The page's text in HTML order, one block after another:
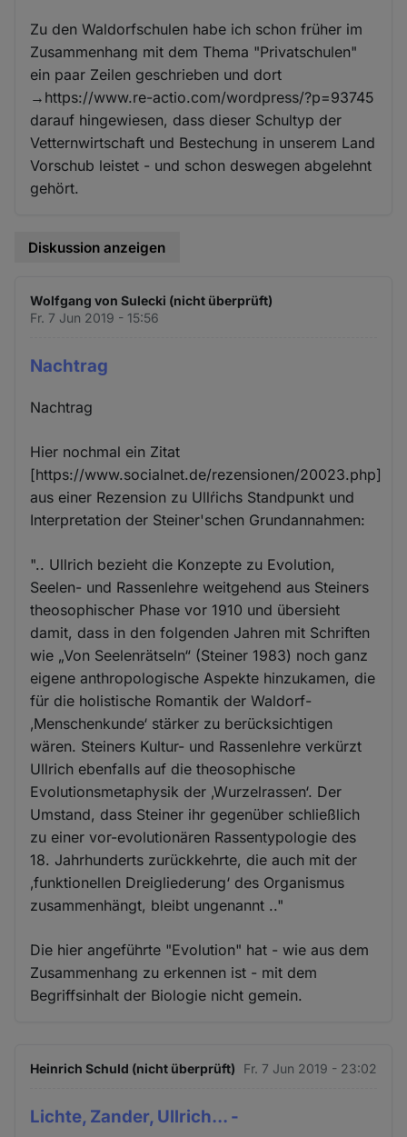
Zu den Waldorfschulen habe ich schon früher im
Zusammenhang mit dem Thema "Privatschulen"
ein paar Zeilen geschrieben und dort
→https://www.re-actio.com/wordpress/?p=93745
darauf hingewiesen, dass dieser Schultyp der
Vetternwirtschaft und Bestechung in unserem Land
Vorschub leistet - und schon deswegen abgelehnt
gehört.
Diskussion anzeigen
Wolfgang von Sulecki (nicht überprüft)
Fr. 7 Jun 2019 - 15:56
Nachtrag
Nachtrag
Hier nochmal ein Zitat
[https://www.socialnet.de/rezensionen/20023.php]
aus einer Rezension zu Ullŕichs Standpunkt und
Interpretation der Steiner'schen Grundannahmen:
".. Ullrich bezieht die Konzepte zu Evolution,
Seelen- und Rassenlehre weitgehend aus Steiners
theosophischer Phase vor 1910 und übersieht
damit, dass in den folgenden Jahren mit Schriften
wie „Von Seelenrätseln“ (Steiner 1983) noch ganz
eigene anthropologische Aspekte hinzukamen, die
für die holistische Romantik der Waldorf-
‚Menschenkunde‘ stärker zu berücksichtigen
wären. Steiners Kultur- und Rassenlehre verkürzt
Ullrich ebenfalls auf die theosophische
Evolutionsmetaphysik der ‚Wurzelrassen‘. Der
Umstand, dass Steiner ihr gegenüber schließlich
zu einer vor-evolutionären Rassentypologie des
18. Jahrhunderts zurückkehrte, die auch mit der
‚funktionellen Dreigliederung‘ des Organismus
zusammenhängt, bleibt ungenannt .."
Die hier angeführte "Evolution" hat - wie aus dem
Zusammenhang zu erkennen ist - mit dem
Begriffsinhalt der Biologie nicht gemein.
Heinrich Schuld (nicht überprüft) Fr. 7 Jun 2019 - 23:02
Lichte, Zander, Ullrich... -